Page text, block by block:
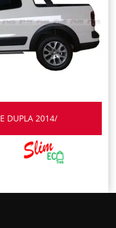
DUPLA 2014/